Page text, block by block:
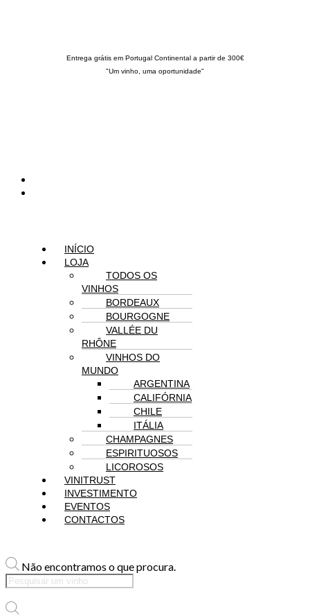
Entrega grátis em Portugal Continental a partir de 300€
"Um vinho, uma oportunidade"
INÍCIO
LOJA
TODOS OS
VINHOS
BORDEAUX
BOURGOGNE
VALLÉE DU
RHÔNE
VINHOS DO
MUNDO
ARGENTINA
CALIFÓRNIA
CHILE
ITÁLIA
CHAMPAGNES
ESPIRITUOSOS
LICOROSOS
VINITRUST
INVESTIMENTO
EVENTOS
CONTACTOS
Não encontramos o que procura.